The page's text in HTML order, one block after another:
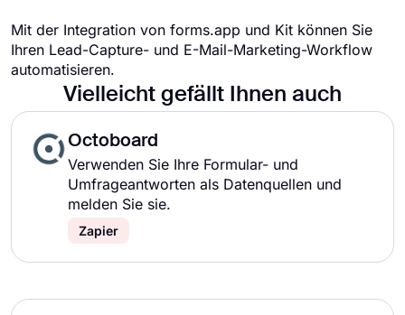
Mit der Integration von forms.app und Kit können Sie
Ihren Lead-Capture- und E-Mail-Marketing-Workflow
automatisieren.
Vielleicht gefällt Ihnen auch
Octoboard
Verwenden Sie Ihre Formular- und
Umfrageantworten als Datenquellen und
melden Sie sie.
Zapier